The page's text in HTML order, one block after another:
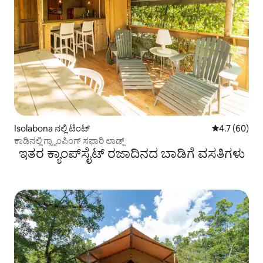
Isolabona ನಲ್ಲಿ ಟೆಂಟ್ 5 ರಲ್ಲಿ 4.7
4.7 (60)
ಕಾಡಿನಲ್ಲಿ ಗ್ಲ್ಯಾಂಪಿಂಗ್ ಸಫಾರಿ ಲಾಡ್ಜ್
ಇತರ ಕ್ಯಾಂಪ್‌ಸೈಟ್ ರಜಾದಿನದ ಬಾಡಿಗೆ ವಸತಿಗಳು